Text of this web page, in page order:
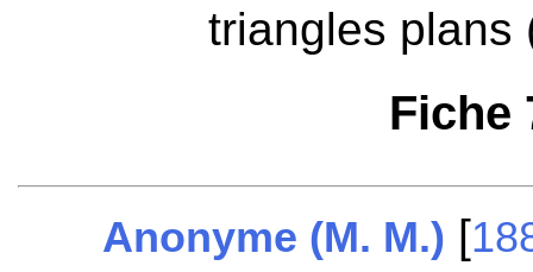
triangles
Fiche
Anonyme (M. M.) [